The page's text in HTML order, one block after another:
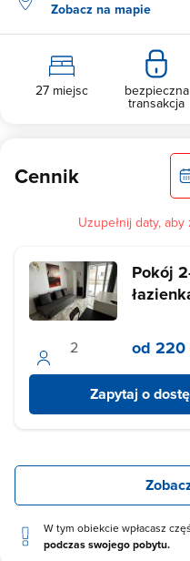
Zobacz na mapie
27 miejsc bezpieczna
transakcja
Cennik
Uzupełnij daty,
Pokój
od 220
Zapytaj o
W tym obiekcie wpłacasz
podczas swojego pobytu.